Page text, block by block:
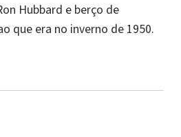
Hubbard e berço de
que era no inverno de 1950.